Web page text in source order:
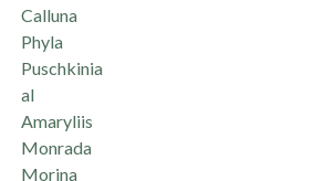
Calluna
Phyla
Puschkinia
al
Amaryliis
Monrada
Morina